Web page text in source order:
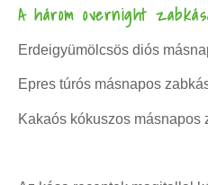
A három overnight
Erdeigyümölcsös diós
Epres túrós másnapos
Kakaós kókuszos másnapos